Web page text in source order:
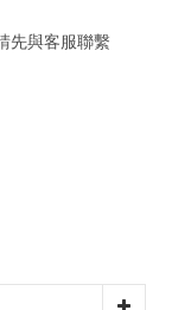
先與客服聯繫